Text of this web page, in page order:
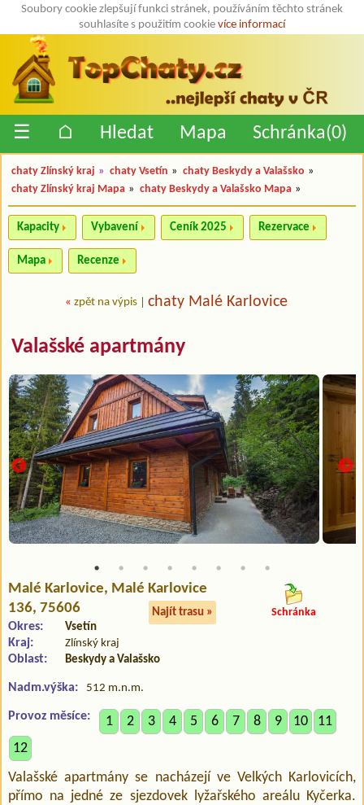
Soubory cookie zlepšují funkci stránek, používáním těchto stránek
souhlasíte s použitím cookie více informací
☰ ⌂ Hledat Mapa Schránka(0)
chaty Zlínský kraj » chaty Vsetín » chaty Beskydy a Valašsko »
chaty Zlínský kraj Mapa » chaty Beskydy a Valašsko Mapa »
Kapacity Vybavení Ceník 2025 Rezervace
Mapa Recenze
« zpět na výpis chaty Malé Karlovice
Valašské apartmány
Malé Karlovice, Malé Karlovice
136, 75606
Najít trasu »
Okres: Vsetín
Kraj: Zlínský kraj
Oblast: Beskydy a Valašsko
Nadm.výška: 512 m.n.m.
Schránka
Provoz měsíce: 1 2 3 4 5 6 7 8 9 10
11
12
Valašské apartmány se nacházejí ve Velkých Karlovicích,
přímo na jedné ze sjezdovek lyžařského areálu Kyčerka.